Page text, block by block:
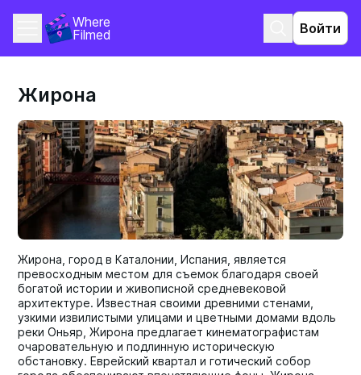
Where
Filmed
Войти
Жирона
Жирона, город в Каталонии, Испания, является
превосходным местом для съемок благодаря своей
богатой истории и живописной средневековой
архитектуре. Известная своими древними стенами,
узкими извилистыми улицами и цветными домами вдоль
реки Оньяр, Жирона предлагает кинематографистам
очаровательную и подлинную историческую
обстановку. Еврейский квартал и готический собор